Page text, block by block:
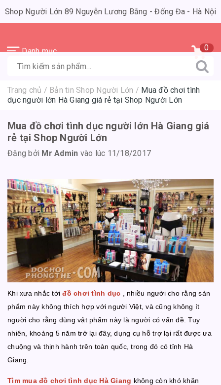
Shop Người Lớn 89 Nguyễn Lương Bằng - Đống Đa - Hà Nội
Danh mục 0
Trang chủ / Bản tin Shop Người Lớn / Mua đồ chơi tình
dục người lớn Hà Giang giá rẻ tại Shop Người Lớn
Mua đồ chơi tình dục người lớn Hà Giang giá
rẻ tại Shop Người Lớn
Đăng bởi Mr Admin vào lúc 11/18/2017
Khi xưa nhắc tớiđồ chơi tình dục , nhiều người cho rằng sản
phẩm này không thích hợp với người Việt, và cũng không ít
người cho rằng dùng vật phẩm này là người có vấn đề. Tuy
nhiên, khoảng 5 năm trở lại đây, dụng cụ hỗ trợ lại rất được ưa
chuộng và thịnh hành trên toàn quốc, trong đó có tỉnh Hà
Giang.
Tìm mua đồ chơi tình dục Hà Giang không còn khó khăn